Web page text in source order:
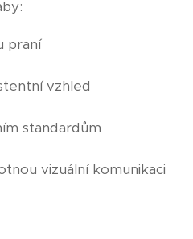
praní
vzhled
standardům
vizuální komunikaci